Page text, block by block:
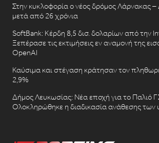
Στην κυκλοφορία ο νέος δρόμος Λάρνακας –
μετά από 26 χρόνια
SoftBank: Κέρδη 8,5 δισ. δολαρίων από την
Ξεπέρασε τις εκτιμήσεις εν αναμονή της
OpenAI
Καύσιμα και στέγαση κράτησαν τον
2,9%
Δήμος Λευκωσίας: Νέα εποχή για το Παλιό
Ολοκληρώθηκε η διαδικασία ανάθεσης των